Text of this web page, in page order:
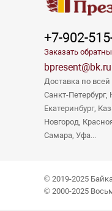
+7-902-
Заказать
bpresent@bk.ru
Доставка по
Санкт-Петербург,
Екатеринбург,
Новгород,
Самара, Уфа...
© 2019-2025
© 2000-2025